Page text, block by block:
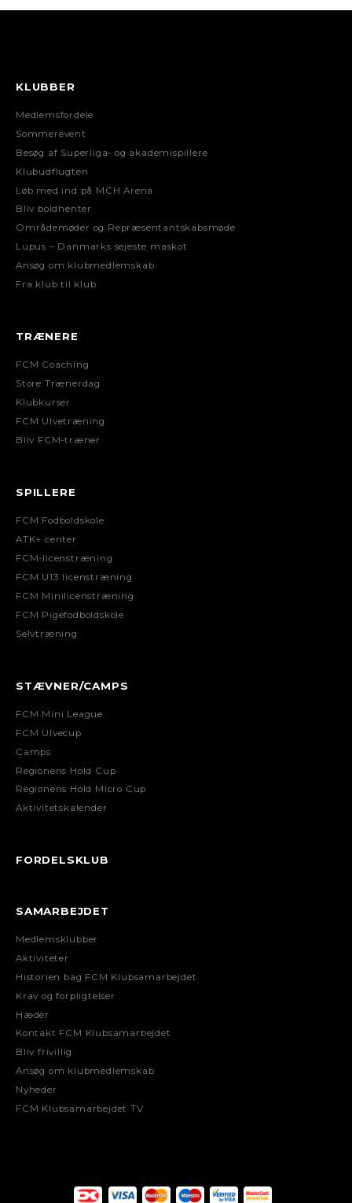
KLUBBER
Medlemsfordele
Sommerevent
Besøg af Superliga- og akademispillere
Klubudflugten
Løb med ind på MCH Arena
Bliv boldhenter
Områdemøder og Repræsentantskabsmøde
Lupus – Danmarks sejeste maskot
Ansøg om klubmedlemskab
Fra klub til klub
TRÆNERE
FCM Coaching
Store Trænerdag
Klubkurser
FCM Ulvetræning
Bliv FCM-træner
SPILLERE
FCM Fodboldskole
ATK+ center
FCM-licenstræning
FCM U13 licenstræning
FCM Minilicenstræning
FCM Pigefodboldskole
Selvtræning
STÆVNER/CAMPS
FCM Mini League
FCM Ulvecup
Camps
Regionens Hold Cup
Regionens Hold Micro Cup
Aktivitetskalender
FORDELSKLUB
SAMARBEJDET
Medlemsklubber
Aktiviteter
Historien bag FCM Klubsamarbejdet
Krav og forpligtelser
Hæder
Kontakt FCM Klubsamarbejdet
Bliv frivillig
Ansøg om klubmedlemskab
Nyheder
FCM Klubsamarbejdet TV